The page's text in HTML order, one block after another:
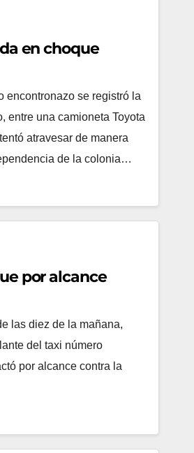
en choque
encontronazo se registró la
entre una camioneta Toyota
atravesar de manera
de la colonia…
por alcance
las diez de la mañana,
del taxi número
por alcance contra la